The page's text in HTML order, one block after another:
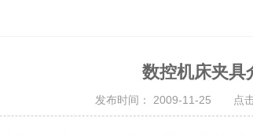
数控机床夹具
发布时间： 2009-11-25 点击